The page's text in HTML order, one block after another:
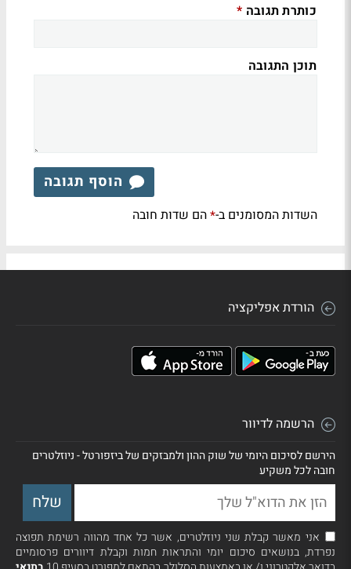
כותרת תגובה *
תוכן התגובה
הוסף תגובה
השדות המסומנים ב-*הם שדות חובה
הורדת אפליקציה
הרשמה לדיוור
הירשם לסיכום היומי של שוק ההון ולמבזקים של ביזפורטל - ניוזלטרים
חובה לכל משקיע
אני מאשר קבלת שני ניוזלטרים, אשר כל אחד מהווה רשימת תפוצה
נפרדת, בנושאים סיכום יומי והתראות חמות וקבלת דיוורים פרסומיים